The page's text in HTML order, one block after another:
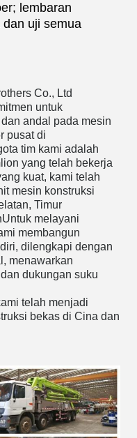
lembaran
dan uji semua
Co., Ltd
untuk
andal pada mesin
pusat di
tim kami adalah
yang telah bekerja
kuat, kami telah
mesin konstruksi
Timur
melayani
membangun
dilengkapi dengan
menawarkan
dukungan suku
telah menjadi
bekas di Cina dan